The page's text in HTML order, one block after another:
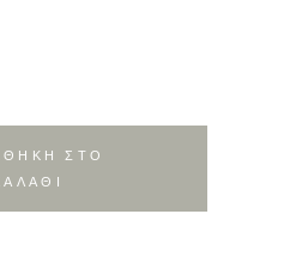
ΣΤΟ